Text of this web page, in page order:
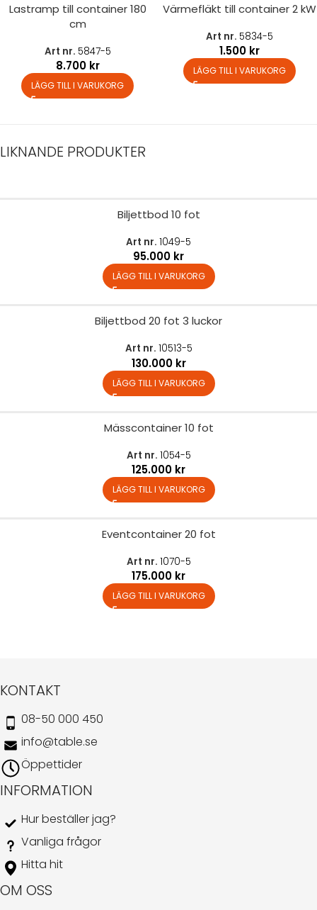
Lastramp till container 180
cm
Art nr. 5847-5
8.700 kr
LÄGG TILL I VARUKORG
Värmefläkt till container 2 kW
Art nr. 5834-5
1.500 kr
LÄGG TILL I VARUKORG
LIKNANDE PRODUKTER
Biljettbod 10 fot
Art nr. 1049-5
95.000 kr
LÄGG TILL I VARUKORG
Biljettbod 20 fot 3 luckor
Art nr. 10513-5
130.000 kr
LÄGG TILL I VARUKORG
Mässcontainer 10 fot
Art nr. 1054-5
125.000 kr
LÄGG TILL I VARUKORG
Eventcontainer 20 fot
Art nr. 1070-5
175.000 kr
LÄGG TILL I VARUKORG
KONTAKT
08-50 000 450
info@table.se
Öppettider
INFORMATION
Hur beställer jag?
Vanliga frågor
Hitta hit
OM OSS